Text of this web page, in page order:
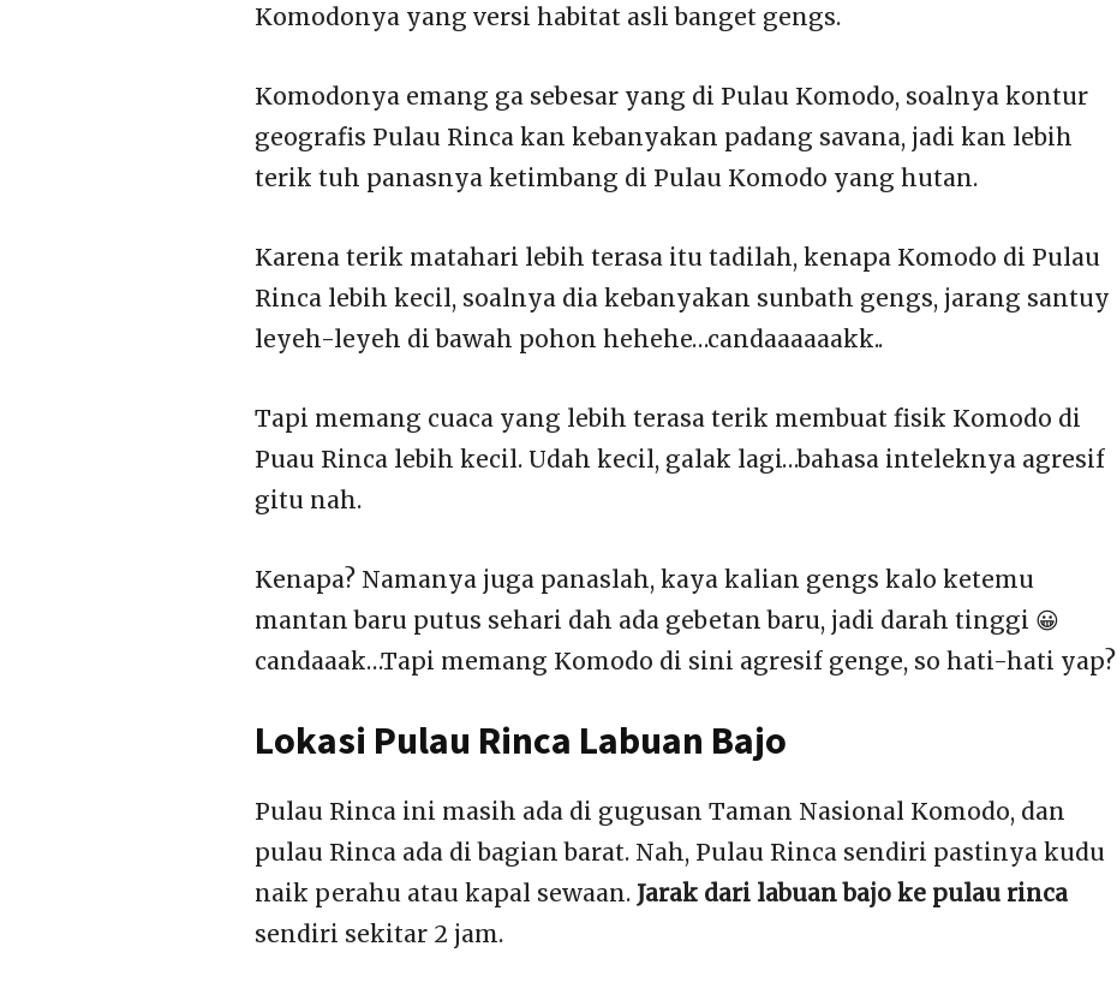
Komodonya yang versi habitat asli banget gengs.
Komodonya emang ga sebesar yang di Pulau Komodo, soalnya kontur
geografis Pulau Rinca kan kebanyakan padang savana, jadi kan lebih
terik tuh panasnya ketimbang di Pulau Komodo yang hutan.
Karena terik matahari lebih terasa itu tadilah, kenapa Komodo di Pulau
Rinca lebih kecil, soalnya dia kebanyakan sunbath gengs, jarang santuy
leyeh-leyeh di bawah pohon hehehe…candaaaaaakk..
Tapi memang cuaca yang lebih terasa terik membuat fisik Komodo di
Puau Rinca lebih kecil. Udah kecil, galak lagi…bahasa inteleknya agresif
gitu nah.
Kenapa? Namanya juga panaslah, kaya kalian gengs kalo ketemu
mantan baru putus sehari dah ada gebetan baru, jadi darah tinggi 😀
candaaak…Tapi memang Komodo di sini agresif genge, so hati-hati yap?
Lokasi Pulau Rinca Labuan Bajo
Pulau Rinca ini masih ada di gugusan Taman Nasional Komodo, dan
pulau Rinca ada di bagian barat. Nah, Pulau Rinca sendiri pastinya kudu
naik perahu atau kapal sewaan. Jarak dari labuan bajo ke pulau rinca
sendiri sekitar 2 jam.